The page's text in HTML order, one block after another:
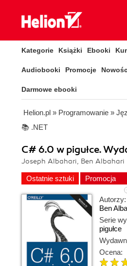
Kategorie Książki Ebooki
Audiobooki Promocje
Darmowe ebooki
Helion.pl » Programowanie »
📚 .NET
C# 6.0 w pigułce.
Joseph Albahari, Ben Albahari
Ostatnie sztuki Promocja
Autorzy:
Ben
Serie
pigułce
Ocena: